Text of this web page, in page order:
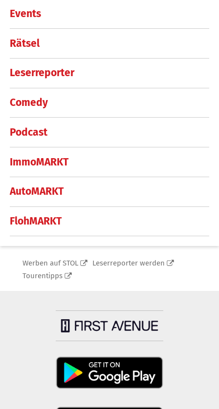
Events
Rätsel
Leserreporter
Comedy
Podcast
ImmoMARKT
AutoMARKT
FlohMARKT
Werben auf STOL
Leserreporter werden
Tourentipps